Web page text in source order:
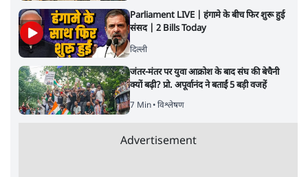
Parliament LIVE | हंगामे के बीच फिर शुरू हुई
संसद | 2 Bills Today
दिल्ली
जंतर-मंतर पर युवा आक्रोश के बाद संघ की बेचैनी
क्यों बढ़ी? प्रो. अपूर्वानंद ने बताईं 5 बड़ी वजहें
7 Min• विश्लेषण
Advertisement